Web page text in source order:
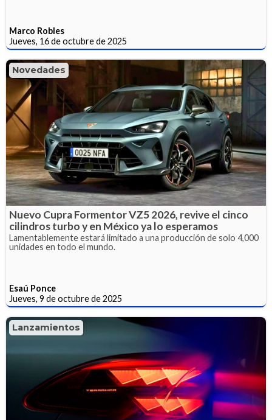
Marco Robles
Jueves, 16 de octubre de 2025
Novedades
Nuevo Cupra Formentor VZ5 2026, revive el cinco
cilindros turbo y en México ya lo esperamos
Lamentablemente estará limitado a una producción de solo 4,000
unidades en todo el mundo.
Esaú Ponce
Jueves, 9 de octubre de 2025
Lanzamientos